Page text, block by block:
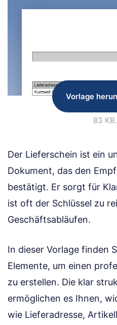
Vorlage
83 KB
Der Lieferschein ist ein
Dokument, das den
bestätigt. Er sorgt für
ist oft der Schlüssel zu
Geschäftsabläufen.
In dieser Vorlage finden
Elemente, um einen
zu erstellen. Die klar
ermöglichen es Ihnen,
wie Lieferadresse,